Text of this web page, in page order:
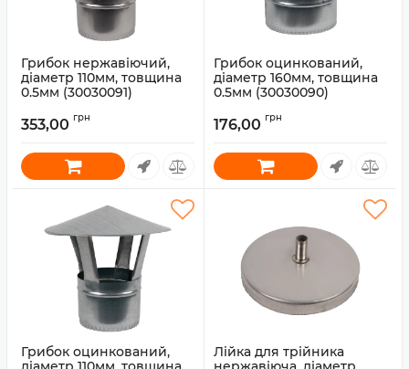
Грибок нержавіючий,
діаметр 110мм, товщина
0.5мм (30030091)
353,00 грн
Грибок оцинкований,
діаметр 160мм, товщина
0.5мм (30030090)
176,00 грн
Грибок оцинкований,
Лійка для трійника